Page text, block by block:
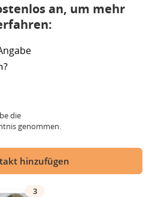
an, um mehr
die
genommen.
hinzufügen
3